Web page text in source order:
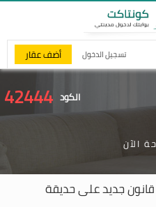
تسجيل الدخول أضف عقار
الكود 42444
قانون جديد على حديقة
الآن